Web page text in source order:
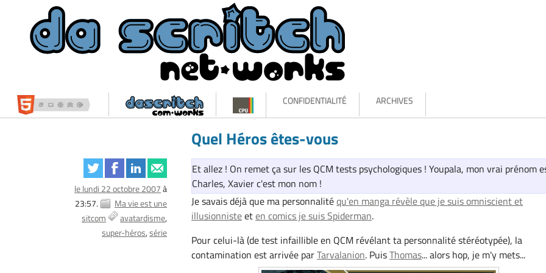
CONFIDENTIALITÉ ARCHIVES
Quel Héros êtes-vous
le lundi 22 octobre 2007à
23:57.
Ma vie est une
sitcom
avatardisme
super-héros série
Et allez ! On remet ça sur les QCM tests psychologiques ! Youpala, mon vrai prénom
Charles, Xavier c'est mon nom !
Je savais déjà que ma personnalitéqu'en manga révèle que je suis omniscient et
illusionnisteeten comics je suis Spiderman.
Pour celui-là (de test infaillible en QCM révélant ta personnalité stéréotypée), la
contamination est arrivée parTarvalanion. PuisThomas... alors hop, je m'y mets...